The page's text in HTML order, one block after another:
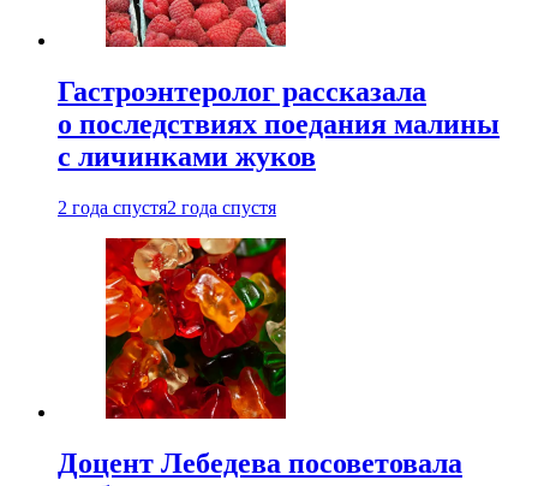
Гастроэнтеролог рассказала
о последствиях поедания малины
с личинками жуков
2 года спустя2 года спустя
Доцент Лебедева посоветовала